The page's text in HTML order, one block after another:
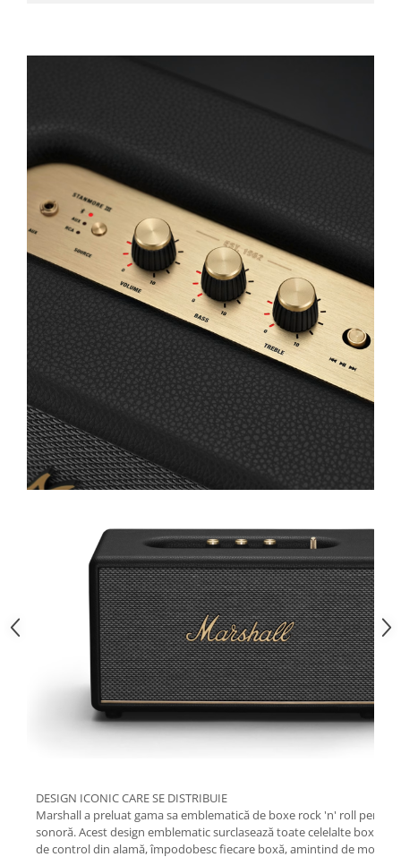
DESIGN ICONIC CARE SE DISTRIBUIE
Marshall a preluat gama sa emblematică de boxe rock 'n' roll
sonoră. Acest design emblematic surclasează toate celelalte boxe.
de control din alamă, împodobesc fiecare boxă, amintind de